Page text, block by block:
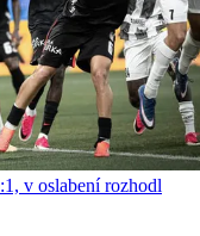
v oslabení rozhodl